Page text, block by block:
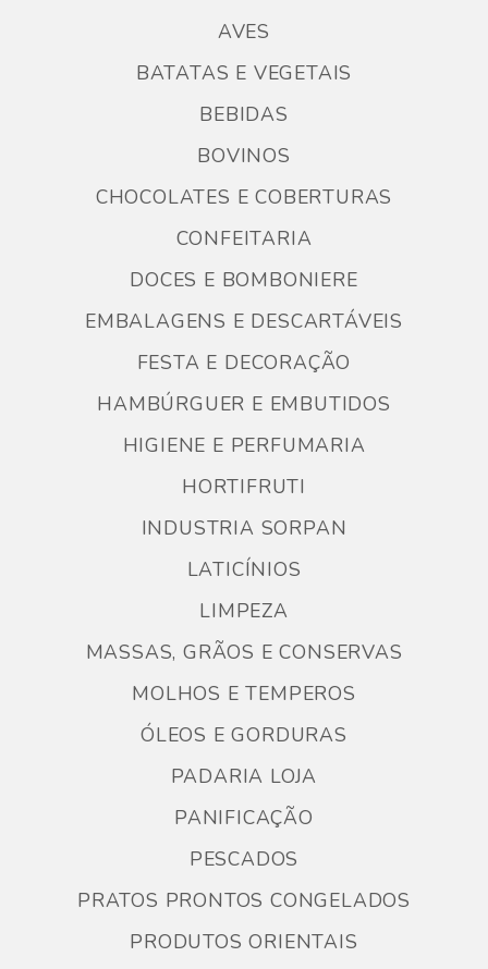
AVES
BATATAS E VEGETAIS
BEBIDAS
BOVINOS
CHOCOLATES E COBERTURAS
CONFEITARIA
DOCES E BOMBONIERE
EMBALAGENS E DESCARTÁVEIS
FESTA E DECORAÇÃO
HAMBÚRGUER E EMBUTIDOS
HIGIENE E PERFUMARIA
HORTIFRUTI
INDUSTRIA SORPAN
LATICÍNIOS
LIMPEZA
MASSAS, GRÃOS E CONSERVAS
MOLHOS E TEMPEROS
ÓLEOS E GORDURAS
PADARIA LOJA
PANIFICAÇÃO
PESCADOS
PRATOS PRONTOS CONGELADOS
PRODUTOS ORIENTAIS